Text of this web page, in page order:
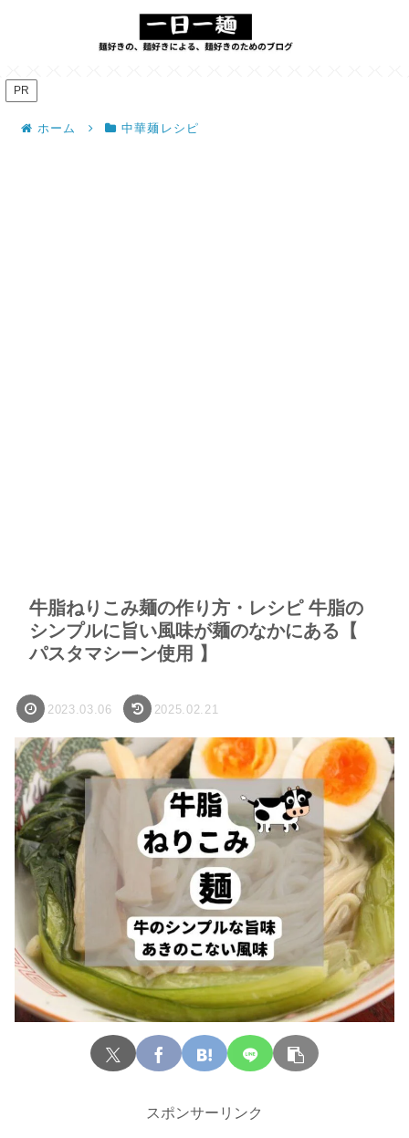
PR
ホーム 中華麺レシピ
牛脂ねりこみ麺の作り方・レシピ 牛脂の
シンプルに旨い風味が麺のなかにある【
パスタマシーン使用 】
2023.03.06 2025.02.21
スポンサーリンク